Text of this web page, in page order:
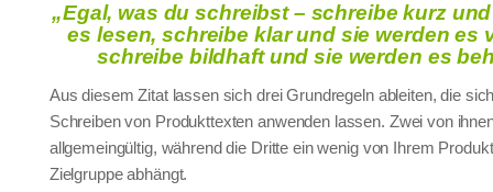
„Egal, was du schreibst – schreibe kurz
es lesen, schreibe klar und sie werden es
schreibe bildhaft und sie werden es
Aus diesem Zitat lassen sich drei Grundregeln ableiten, die
Schreiben von Produkttexten anwenden lassen. Zwei von
allgemeingültig, während die Dritte ein wenig von Ihrem
Zielgruppe abhängt.